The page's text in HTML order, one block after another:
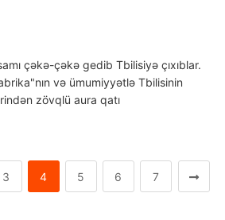
çəkə-çəkə gedib Tbilisiyə çıxıblar.
və ümumiyyətlə Tbilisinin
zövqlü aura qatı
3 4 5 6 7